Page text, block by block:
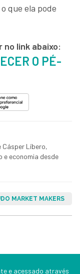
que ela pode
link abaixo:
O PÉ-
Líbero,
e economia desde
MARKET MAKERS
e acessado através